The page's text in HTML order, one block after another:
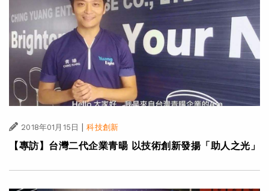
2018年01月15日 | 科技創新
【專訪】台灣二代企業青暘 以技術創新發揚「助人之光」